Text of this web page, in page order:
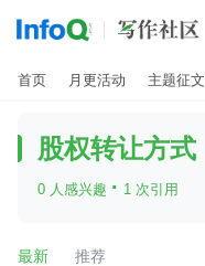
首页 月更活动 主题征文
股权转让方式
0 人感兴趣 · 1 次引用
最新 推荐